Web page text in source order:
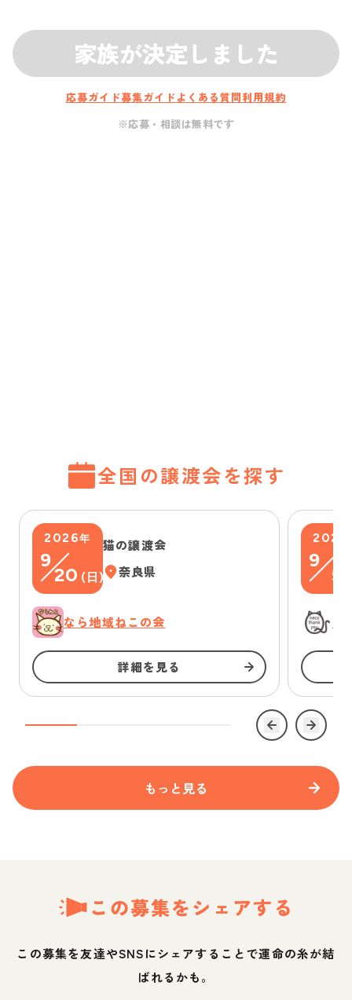
家族が決定しました
応募ガイド募集ガイド よくある質問利用規約
※応募・相談は無料です
全国の譲渡会を探す
2026年
9
20 ( 日)
猫の譲渡会
奈良県
なら地域ねこの会
詳細を見る
2026
9
5
もっと見る
この募集をシェアする
この募集を友達やSNSにシェアすることで運命の糸が結
ばれるかも。